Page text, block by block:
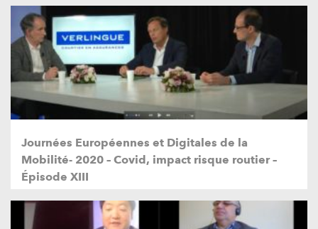
Journées Européennes et Digitales de la
Mobilité- 2020 – Covid, impact risque routier –
Épisode XIII